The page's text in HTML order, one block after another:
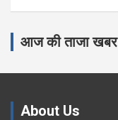
आज की ताजा खबर
About Us